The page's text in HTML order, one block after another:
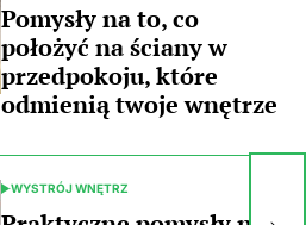
IN
Pomysły na to, co
położyć na ściany w
przedpokoju, które
odmienią twoje wnętrze
POSTED
IN
WYSTRÓJ WNĘTRZ